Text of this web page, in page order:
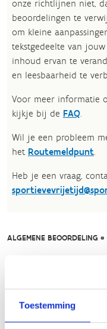
Toestemming
onze richtlijnen niet,
beoordelingen te
om kleine
tekstgedeelte van
inhoud ervan te
en leesbaarheid te
Voor meer informatie
kijkje bij de FAQ.
Wil je een probleem
het Routemeldpunt.
Heb je een vraag,
ALGEMENE BEOORDELING *
FYSIEKE INSPANNING